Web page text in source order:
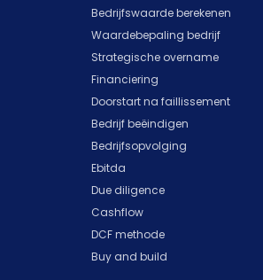
Bedrijfswaarde berekenen
Waardebepaling bedrijf
Strategische overname
Financiering
Doorstart na faillissement
Bedrijf beëindigen
Bedrijfsopvolging
Ebitda
Due diligence
Cashflow
DCF methode
Buy and build